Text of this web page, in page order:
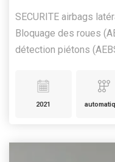
SECURITE airbags
Bloquage des roues
détection piétons
2021